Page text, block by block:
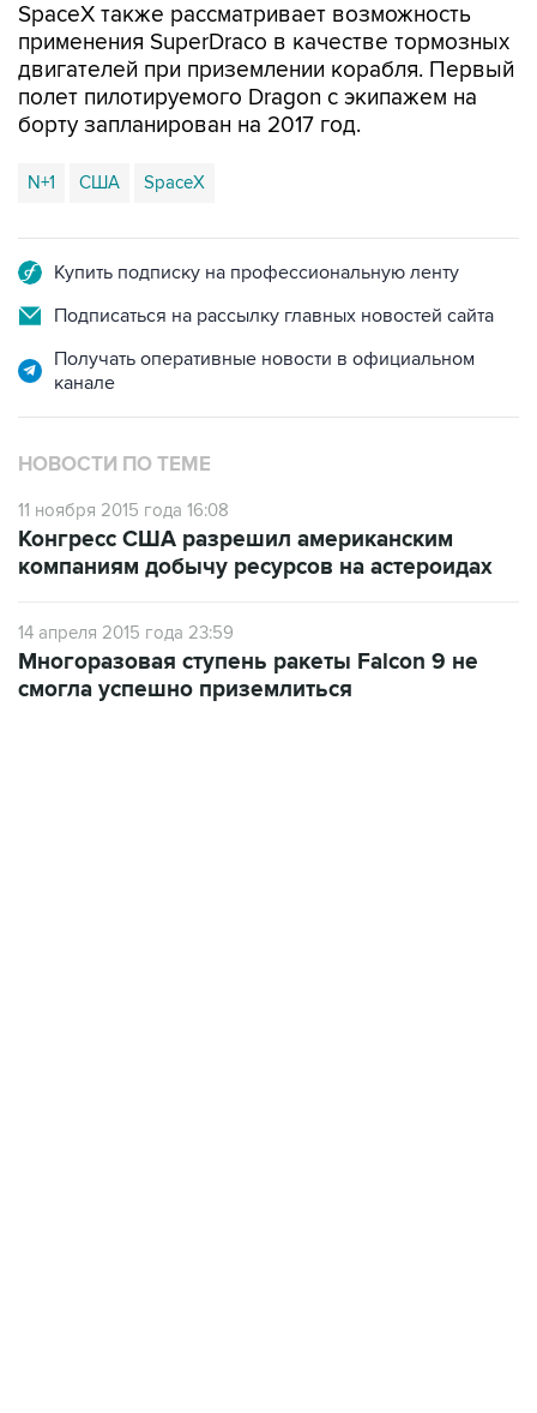
SpaceX также рассматривает возможность
применения SuperDraco в качестве тормозных
двигателей при приземлении корабля. Первый
полет пилотируемого Dragon с экипажем на
борту запланирован на 2017 год.
N+1 США SpaceX
Купить подписку на профессиональную ленту
Подписаться на рассылку главных новостей сайта
Получать оперативные новости в официальном
канале
НОВОСТИ ПО ТЕМЕ
11 ноября 2015 года 16:08
Конгресс США разрешил американским
компаниям добычу ресурсов на астероидах
14 апреля 2015 года 23:59
Многоразовая ступень ракеты Falcon 9 не
смогла успешно приземлиться